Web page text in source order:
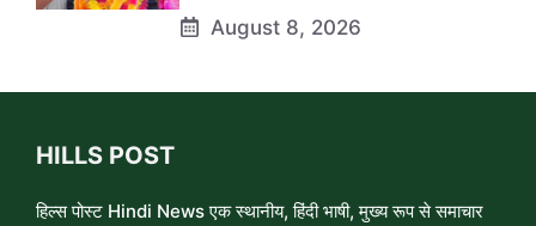
August 8, 2026
HILLS POST
हिल्स पोस्ट Hindi News एक स्थानीय, हिंदी भाषी, मुख्य रूप से समाचार